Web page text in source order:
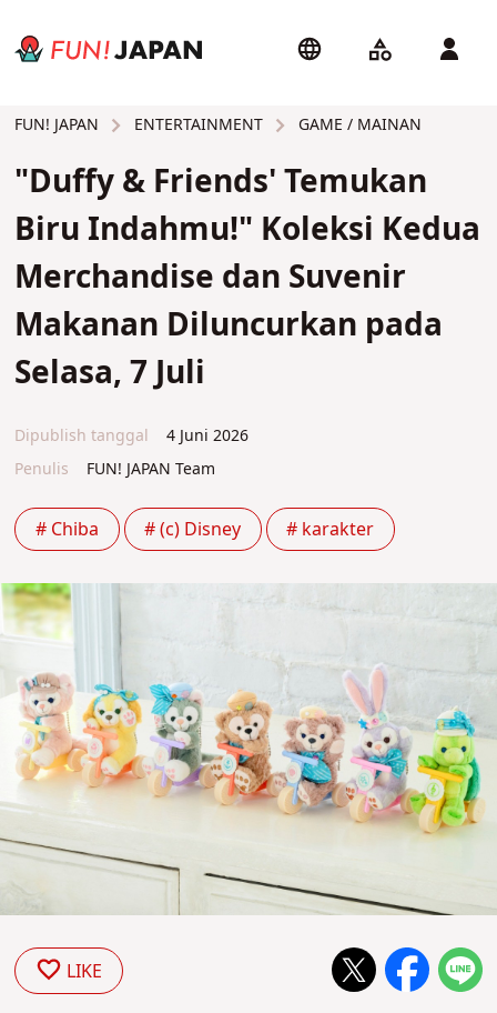
FUN! JAPAN ENTERTAINMENT GAME / MAINAN
"Duffy & Friends' Temukan
Biru Indahmu!" Koleksi Kedua
Merchandise dan Suvenir
Makanan Diluncurkan pada
Selasa, 7 Juli
Dipublish tanggal
4 Juni 2026
Penulis
FUN! JAPAN Team
# Chiba # (c) Disney # karakter
LIKE